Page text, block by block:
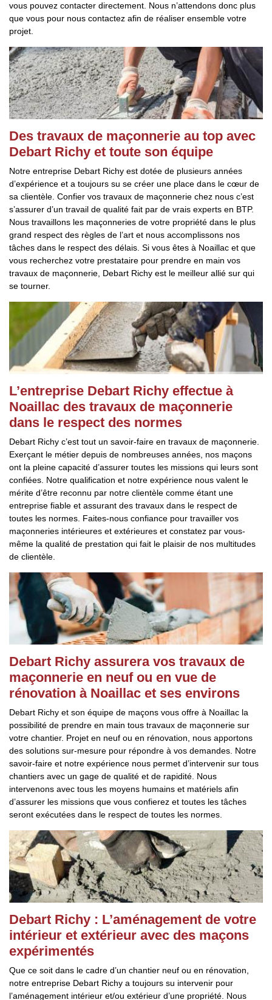
vous pouvez contacter directement. Nous n’attendons donc plus
que vous pour nous contactez afin de réaliser ensemble votre
projet.
Des travaux de maçonnerie au top avec
Debart Richy et toute son équipe
Notre entreprise Debart Richy est dotée de plusieurs années
d’expérience et a toujours su se créer une place dans le cœur de
sa clientèle. Confier vos travaux de maçonnerie chez nous c’est
s’assurer d’un travail de qualité fait par de vrais experts en BTP.
Nous travaillons les maçonneries de votre propriété dans le plus
grand respect des règles de l’art et nous accomplissons nos
tâches dans le respect des délais. Si vous êtes à Noaillac et que
vous recherchez votre prestataire pour prendre en main vos
travaux de maçonnerie, Debart Richy est le meilleur allié sur qui
se tourner.
L’entreprise Debart Richy effectue à
Noaillac des travaux de maçonnerie
dans le respect des normes
Debart Richy c’est tout un savoir-faire en travaux de maçonnerie.
Exerçant le métier depuis de nombreuses années, nos maçons
ont la pleine capacité d’assurer toutes les missions qui leurs sont
confiées. Notre qualification et notre expérience nous valent le
mérite d’être reconnu par notre clientèle comme étant une
entreprise fiable et assurant des travaux dans le respect de
toutes les normes. Faites-nous confiance pour travailler vos
maçonneries intérieures et extérieures et constatez par vous-
même la qualité de prestation qui fait le plaisir de nos multitudes
de clientèle.
Debart Richy assurera vos travaux de
maçonnerie en neuf ou en vue de
rénovation à Noaillac et ses environs
Debart Richy et son équipe de maçons vous offre à Noaillac la
possibilité de prendre en main tous travaux de maçonnerie sur
votre chantier. Projet en neuf ou en rénovation, nous apportons
des solutions sur-mesure pour répondre à vos demandes. Notre
savoir-faire et notre expérience nous permet d’intervenir sur tous
chantiers avec un gage de qualité et de rapidité. Nous
intervenons avec tous les moyens humains et matériels afin
d’assurer les missions que vous confierez et toutes les tâches
seront exécutées dans le respect de toutes les normes.
Debart Richy : L’aménagement de votre
intérieur et extérieur avec des maçons
expérimentés
Que ce soit dans le cadre d’un chantier neuf ou en rénovation,
notre entreprise Debart Richy a toujours su intervenir pour
l’aménagement intérieur et/ou extérieur d’une propriété. Nous